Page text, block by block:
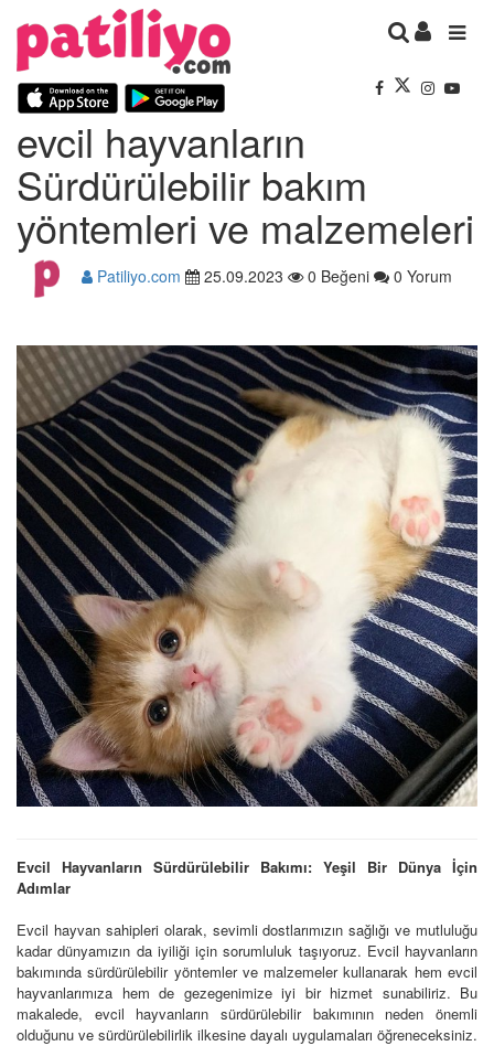
evcil hayvanların
Sürdürülebilir bakım
yöntemleri ve malzemeleri
Patiliyo.com 25.09.2023 0 Beğeni 0 Yorum
Evcil Hayvanların Sürdürülebilir Bakımı: Yeşil Bir Dünya İçin
Adımlar
Evcil hayvan sahipleri olarak, sevimli dostlarımızın sağlığı ve mutluluğu
kadar dünyamızın da iyiliği için sorumluluk taşıyoruz. Evcil hayvanların
bakımında sürdürülebilir yöntemler ve malzemeler kullanarak hem evcil
hayvanlarımıza hem de gezegenimize iyi bir hizmet sunabiliriz. Bu
makalede, evcil hayvanların sürdürülebilir bakımının neden önemli
olduğunu ve sürdürülebilirlik ilkesine dayalı uygulamaları öğreneceksiniz.